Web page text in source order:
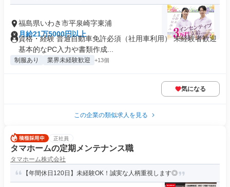
福島県いわき市平泉崎字東浦
月給21万5000円以上
資格・経験 普通自動車免許必須（社用車利用） 未経験者歓迎
基本的なPC入力や書類作成...
制服あり 業界未経験歓迎 +13個
気になる
この企業の類似求人を見る
正社員
タマホームの定期メンテナンス職
タマホーム株式会社
【年間休日120日】未経験OK！誠実な人柄重視します◎